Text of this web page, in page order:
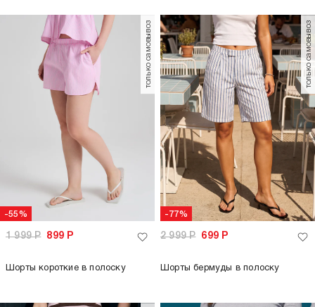
-55%
только самовывоз
1 999Р 899 Р
Шорты короткие в полоску
-77%
только самовывоз
2 999Р 699 Р
Шорты бермуды в полоску